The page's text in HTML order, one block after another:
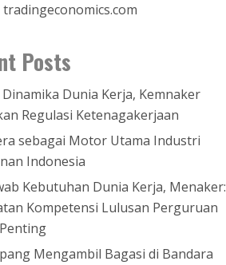
tradingeconomics.com
Posts
Dunia Kerja, Kemnaker
Regulasi Ketenagakerjaan
sebagai Motor Utama Industri
Indonesia
Kebutuhan Dunia Kerja, Menaker:
Kompetensi Lulusan Perguruan
Mengambil Bagasi di Bandara